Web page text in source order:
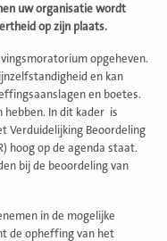
uw organisatie wordt
op zijn plaats.
opgeheven.
en kan
en boetes.
hebben. In dit kader is
Verduidelijking Beoordeling
hoog op de agenda staat.
bij de beoordeling van
in de mogelijke
de opheffing van het